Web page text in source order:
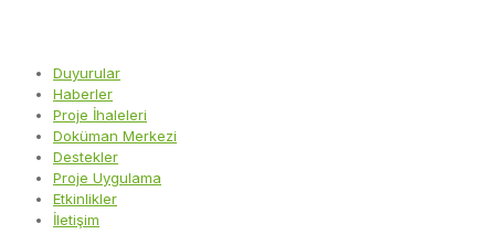
Duyurular
Haberler
Proje İhaleleri
Doküman Merkezi
Destekler
Proje Uygulama
Etkinlikler
İletişim